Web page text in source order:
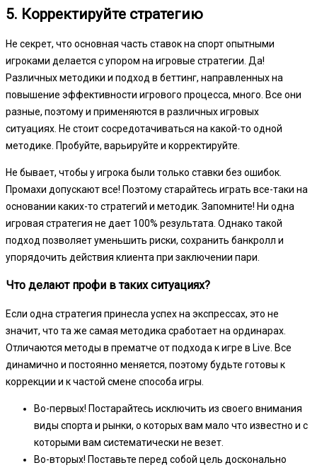
5. Корректируйте стратегию
Не секрет, что основная часть ставок на спорт опытными
игроками делается с упором на игровые стратегии. Да!
Различных методики и подход в беттинг, направленных на
повышение эффективности игрового процесса, много. Все они
разные, поэтому и применяются в различных игровых
ситуациях. Не стоит сосредотачиваться на какой-то одной
методике. Пробуйте, варьируйте и корректируйте.
Не бывает, чтобы у игрока были только ставки без ошибок.
Промахи допускают все! Поэтому старайтесь играть все-таки на
основании каких-то стратегий и методик. Запомните! Ни одна
игровая стратегия не дает 100% результата. Однако такой
подход позволяет уменьшить риски, сохранить банкролл и
упорядочить действия клиента при заключении пари.
Что делают профи в таких ситуациях?
Если одна стратегия принесла успех на экспрессах, это не
значит, что та же самая методика сработает на ординарах.
Отличаются методы в прематче от подхода к игре в Live. Все
динамично и постоянно меняется, поэтому будьте готовы к
коррекции и к частой смене способа игры.
Во-первых! Постарайтесь исключить из своего внимания
виды спорта и рынки, о которых вам мало что известно и с
которыми вам систематически не везет.
Во-вторых! Поставьте перед собой цель досконально